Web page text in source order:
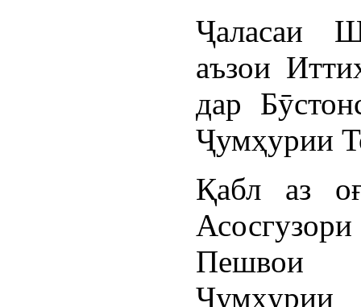
Ҷаласаи
аъзои
дар
Ҷумҳурии
Қабл аз
Пешвои